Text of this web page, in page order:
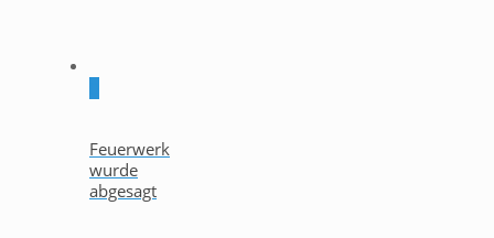
Feuerwerk
wurde
abgesagt